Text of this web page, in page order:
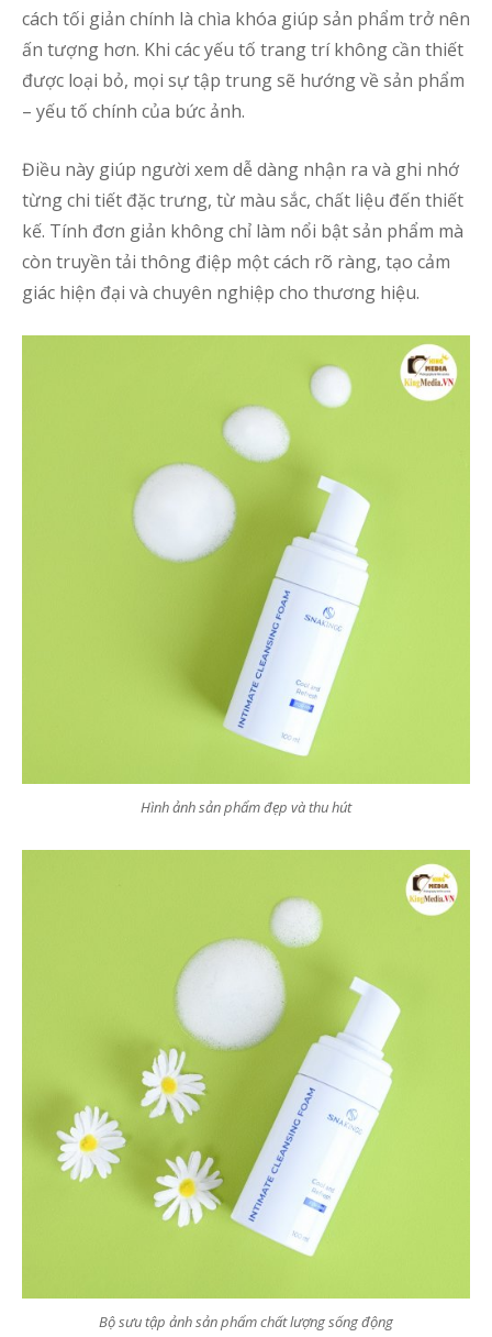
cách tối giản chính là chìa khóa giúp sản phẩm trở nên
ấn tượng hơn. Khi các yếu tố trang trí không cần thiết
được loại bỏ, mọi sự tập trung sẽ hướng về sản phẩm
– yếu tố chính của bức ảnh.
Điều này giúp người xem dễ dàng nhận ra và ghi nhớ
từng chi tiết đặc trưng, từ màu sắc, chất liệu đến thiết
kế. Tính đơn giản không chỉ làm nổi bật sản phẩm mà
còn truyền tải thông điệp một cách rõ ràng, tạo cảm
giác hiện đại và chuyên nghiệp cho thương hiệu.
Hình ảnh sản phẩm đẹp và thu hút
Bộ sưu tập ảnh sản phẩm chất lượng sống động